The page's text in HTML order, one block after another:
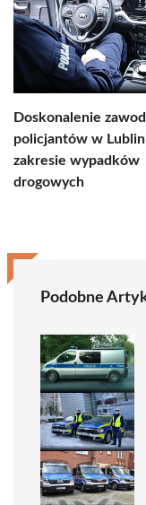
Doskonalenie
policjantów w
zakresie wypadków
drogowych
Podobne